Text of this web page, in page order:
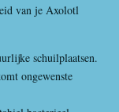
van je Axolotl
schuilplaatsen.
ongewenste